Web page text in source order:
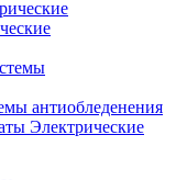
антиобледенения
Электрические